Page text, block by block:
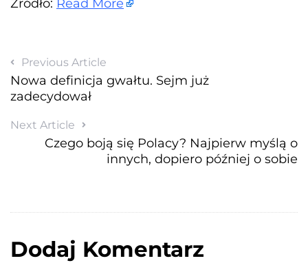
Źródło: Read More
Previous Article
Nowa definicja gwałtu. Sejm już
zadecydował
Next Article
Czego boją się Polacy? Najpierw myślą o
innych, dopiero później o sobie
Dodaj Komentarz